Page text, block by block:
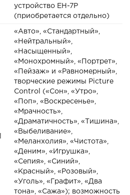
устройство EH-7P
(приобретается отдельно)
«Авто», «Стандартный»,
«Нейтральный»,
«Насыщенный»,
«Монохромный», «Портрет»,
«Пейзаж» и «Равномерный»,
творческие режимы Picture
Control («Сон», «Утро»,
«Поп», «Воскресенье»,
«Мрачность»,
«Драматичность», «Тишина»,
«Выбеливание»,
«Меланхолия», «Чистота»,
«Деним», «Игрушка»,
«Сепия», «Синий»,
«Красный», «Розовый»,
«Уголь», «Графит», «Два
тона», «Сажа»); возможность